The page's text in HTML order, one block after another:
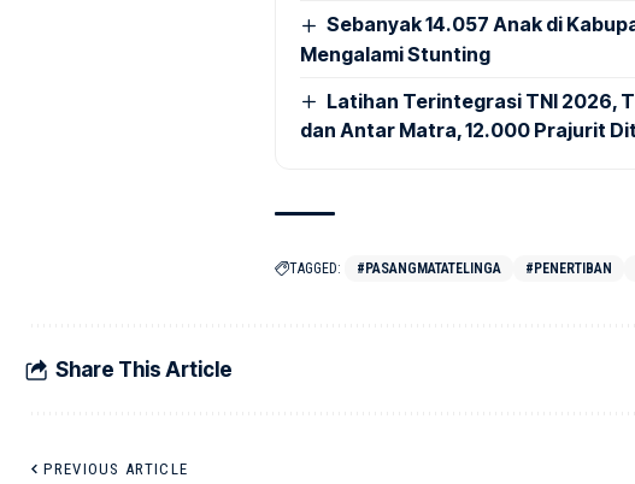
Sebanyak 14.057 Anak di
Mengalami Stunting
Latihan Terintegrasi TNI 2026,
dan Antar Matra, 12.000 Prajurit
TAGGED: #PASANGMATATELINGA #PENERTIBAN
Share This Article
PREVIOUS ARTICLE